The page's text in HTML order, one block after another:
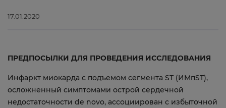
17.01.2020
ПРЕДПОСЫЛКИ ДЛЯ ПРОВЕДЕНИЯ ИССЛЕДОВАНИЯ
Инфаркт миокарда с подъемом сегмента ST (ИМпST),
осложненный симптомами острой сердечной
недостаточности de novo, ассоциирован с избыточной